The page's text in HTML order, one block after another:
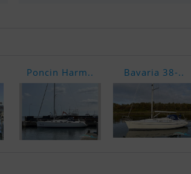
Poncin Harm.. Bavaria 38-..